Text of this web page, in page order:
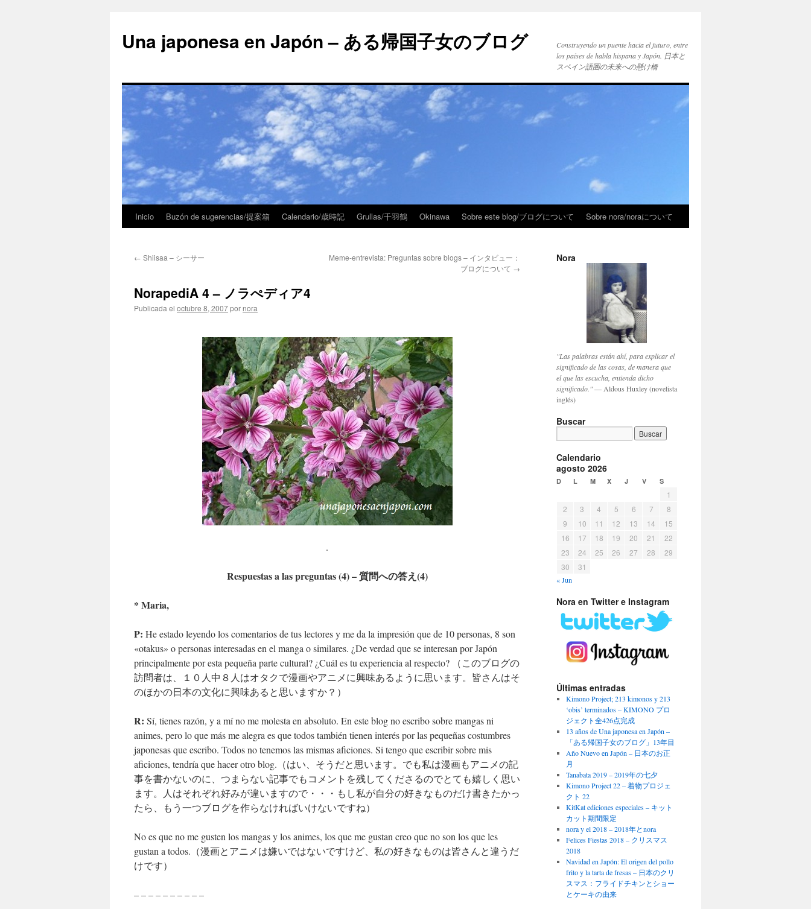
Una japonesa en Japón – ある帰国子女のブログ
Construyendo un puente hacia el futuro, entre
los países de habla hispana y Japón. 日本と
スペイン語圏の未来への懸け橋
Inicio Buzón de sugerencias/提案箱 Calendario/歳時記 Grullas/千羽鶴 Okinawa Sobre este blog/ブログについて Sobre nora/noraについて
← Shiisaa – シーサー
Meme-entrevista: Preguntas sobre blogs – インタビュー：
ブログについて →
NorapediA 4 – ノラぺディア4
Publicada el octubre 8, 2007por nora
.
Respuestas a las preguntas (4) – 質問への答え(4)
* Maria,
P: He estado leyendo los comentarios de tus lectores y me da la impresión que de 10 personas, 8 son
«otakus» o personas interesadas en el manga o similares. ¿De verdad que se interesan por Japón
principalmente por esta pequeña parte cultural? ¿Cuál es tu experiencia al respecto? （このブログの
訪問者は、１０人中８人はオタクで漫画やアニメに興味あるように思います。皆さんはそ
のほかの日本の文化に興味あると思いますか？）
R: Sí, tienes razón, y a mí no me molesta en absoluto. En este blog no escribo sobre mangas ni
animes, pero lo que más me alegra es que todos también tienen interés por las pequeñas costumbres
japonesas que escribo. Todos no tenemos las mismas aficiones. Si tengo que escribir sobre mis
aficiones, tendría que hacer otro blog.（はい、そうだと思います。でも私は漫画もアニメの記
事を書かないのに、つまらない記事でもコメントを残してくださるのでとても嬉しく思い
ます。人はそれぞれ好みが違いますので・・・もし私が自分の好きなものだけ書きたかっ
たら、もう一つブログを作らなければいけないですね）
No es que no me gusten los mangas y los animes, los que me gustan creo que no son los que les
gustan a todos.（漫画とアニメは嫌いではないですけど、私の好きなものは皆さんと違うだ
けです）
– – – – – – – – – –
Nora
"Las palabras están ahí, para explicar el
significado de las cosas, de manera que
el que las escucha, entienda dicho
significado."— Aldous Huxley (novelista
inglés)
Buscar
Calendario
agosto 2026
D L M X J V S
1
2
3 4 5 6 7
8
9
10 11 12 13 14
15
16
17 18 19 20 21
22
23
24 25 26 27 28
29
30
31
« Jun
Nora en Twitter e Instagram
Últimas entradas
Kimono Project; 213 kimonos y 213
‘obis’ terminados – KIMONO プロ
ジェクト全426点完成
13 años de Una japonesa en Japón –
「ある帰国子女のブログ」13年目
Año Nuevo en Japón – 日本のお正
月
Tanabata 2019 – 2019年の七夕
Kimono Project 22 – 着物プロジェ
クト 22
KitKat ediciones especiales – キット
カット期間限定
nora y el 2018 – 2018年とnora
Felices Fiestas 2018 – クリスマス
2018
Navidad en Japón: El origen del pollo
frito y la tarta de fresas – 日本のクリ
スマス：フライドチキンとショー
とケーキの由来